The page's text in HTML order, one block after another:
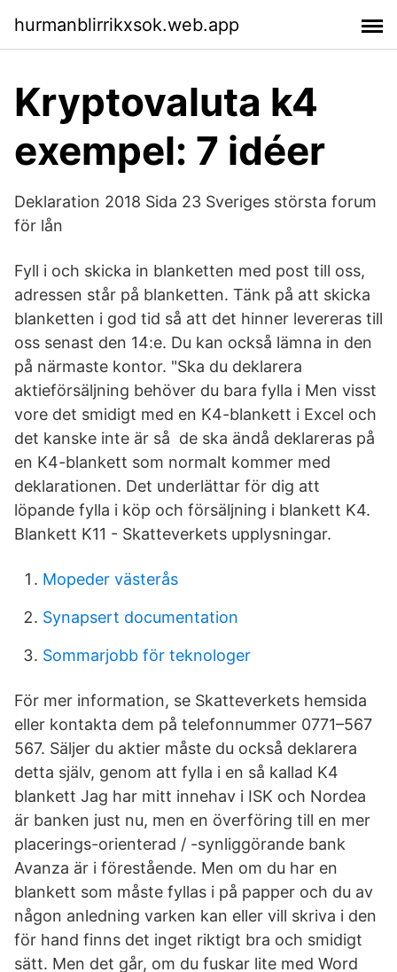
hurmanblirrikxsok.web.app
Kryptovaluta k4
exempel: 7 idéer
Deklaration 2018 Sida 23 Sveriges största forum
för lån
Fyll i och skicka in blanketten med post till oss,
adressen står på blanketten. Tänk på att skicka
blanketten i god tid så att det hinner levereras till
oss senast den 14:e. Du kan också lämna in den
på närmaste kontor. "Ska du deklarera
aktieförsäljning behöver du bara fylla i Men visst
vore det smidigt med en K4-blankett i Excel och
det kanske inte är så de ska ändå deklareras på
en K4-blankett som normalt kommer med
deklarationen. Det underlättar för dig att
löpande fylla i köp och försäljning i blankett K4.
Blankett K11 - Skatteverkets upplysningar.
Mopeder västerås
Synapsert documentation
Sommarjobb för teknologer
För mer information, se Skatteverkets hemsida
eller kontakta dem på telefonnummer 0771–567
567. Säljer du aktier måste du också deklarera
detta själv, genom att fylla i en så kallad K4
blankett Jag har mitt innehav i ISK och Nordea
är banken just nu, men en överföring till en mer
placerings-orienterad / -synliggörande bank
Avanza är i förestående. Men om du har en
blankett som måste fyllas i på papper och du av
någon anledning varken kan eller vill skriva i den
för hand finns det inget riktigt bra och smidigt
sätt. Men det går, om du fuskar lite med Word